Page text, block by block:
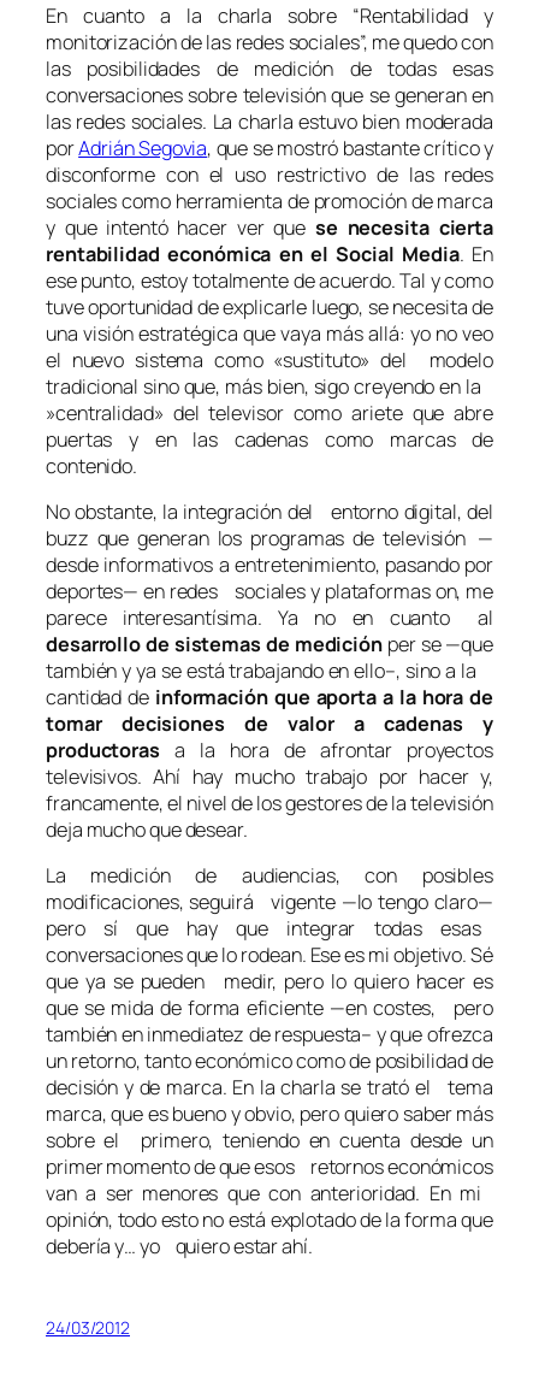
En cuanto a la charla sobre “Rentabilidad y
monitorización de las redes sociales”, me quedo con
las posibilidades de medición de todas esas
conversaciones sobre televisión que se generan en
las redes sociales. La charla estuvo bien moderada
porAdrián Segovia, que se mostró bastante crítico y
disconforme con el uso restrictivo de las redes
sociales como herramienta de promoción de marca
y que intentó hacer ver que se necesita cierta
rentabilidad económica en el Social Media. En
ese punto, estoy totalmente de acuerdo. Tal y como
tuve oportunidad de explicarle luego, se necesita de
una visión estratégica que vaya más allá: yo no veo
el nuevo sistema como «sustituto» del modelo
tradicional sino que, más bien, sigo creyendo en la
»centralidad» del televisor como ariete que abre
puertas y en las cadenas como marcas de
contenido.
No obstante, la integración del entorno digital, del
buzz que generan los programas de televisión —
desde informativos a entretenimiento, pasando por
deportes— en redes sociales y plataformas on, me
parece interesantísima. Ya no en cuanto al
desarrollo de sistemas de mediciónper se —que
también y ya se está trabajando en ello–, sino a la
cantidad de información que aporta a la hora de
tomar decisiones de valor a cadenas y
productoras a la hora de afrontar proyectos
televisivos. Ahí hay mucho trabajo por hacer y,
francamente, el nivel de los gestores de la televisión
deja mucho que desear.
La medición de audiencias, con posibles
modificaciones, seguirá vigente —lo tengo claro—
pero sí que hay que integrar todas esas
conversaciones que lo rodean. Ese es mi objetivo. Sé
que ya se pueden medir, pero lo quiero hacer es
que se mida de forma eficiente —en costes, pero
también en inmediatez de respuesta– y que ofrezca
un retorno, tanto económico como de posibilidad de
decisión y de marca. En la charla se trató el tema
marca, que es bueno y obvio, pero quiero saber más
sobre el primero, teniendo en cuenta desde un
primer momento de que esos retornos económicos
van a ser menores que con anterioridad. En mi
opinión, todo esto no está explotado de la forma que
debería y… yo quiero estar ahí.
24/03/2012